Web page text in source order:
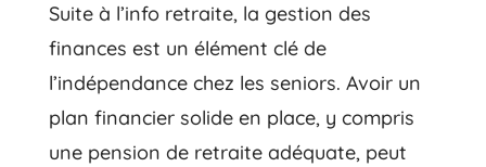
Suite à l’info retraite, la gestion des
finances est un élément clé de
l’indépendance chez les seniors. Avoir un
plan financier solide en place, y compris
une pension de retraite adéquate, peut